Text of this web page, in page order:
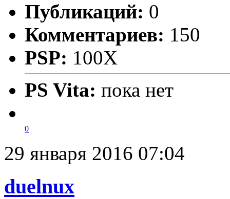
Публикаций: 0
Комментариев: 150
PSP: 100X
PS Vita: пока нет
0
29 января 2016 07:04
duelnux